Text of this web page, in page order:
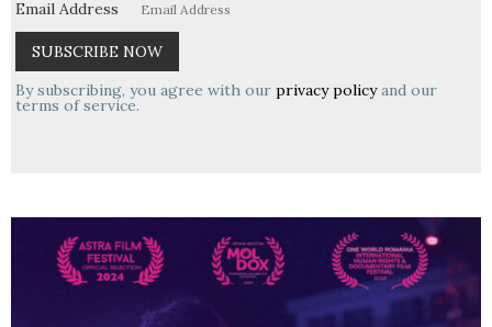
Email Address
By subscribing, you agree with our privacy policyand our
terms of service.